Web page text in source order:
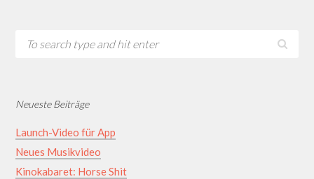
Neueste Beiträge
Launch-Video für App
Neues Musikvideo
Kinokabaret: Horse Shit